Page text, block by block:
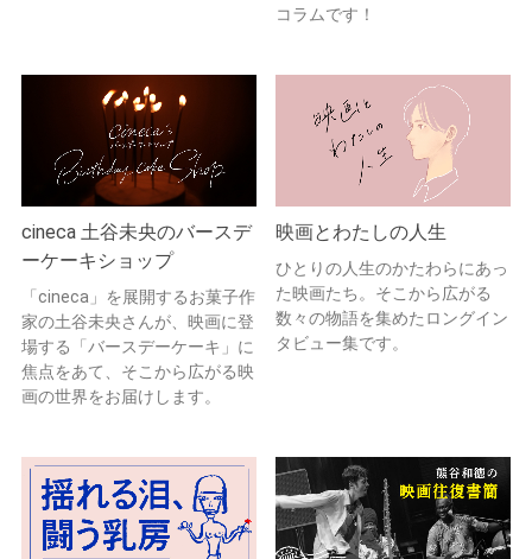
コラムです！
cineca 土谷未央のバースデ
ーケーキショップ
「cineca」を展開するお菓子作
家の土谷未央さんが、映画に登
場する「バースデーケーキ」に
焦点をあて、そこから広がる映
画の世界をお届けします。
映画とわたしの人生
ひとりの人生のかたわらにあっ
た映画たち。そこから広がる
数々の物語を集めたロングイン
タビュー集です。